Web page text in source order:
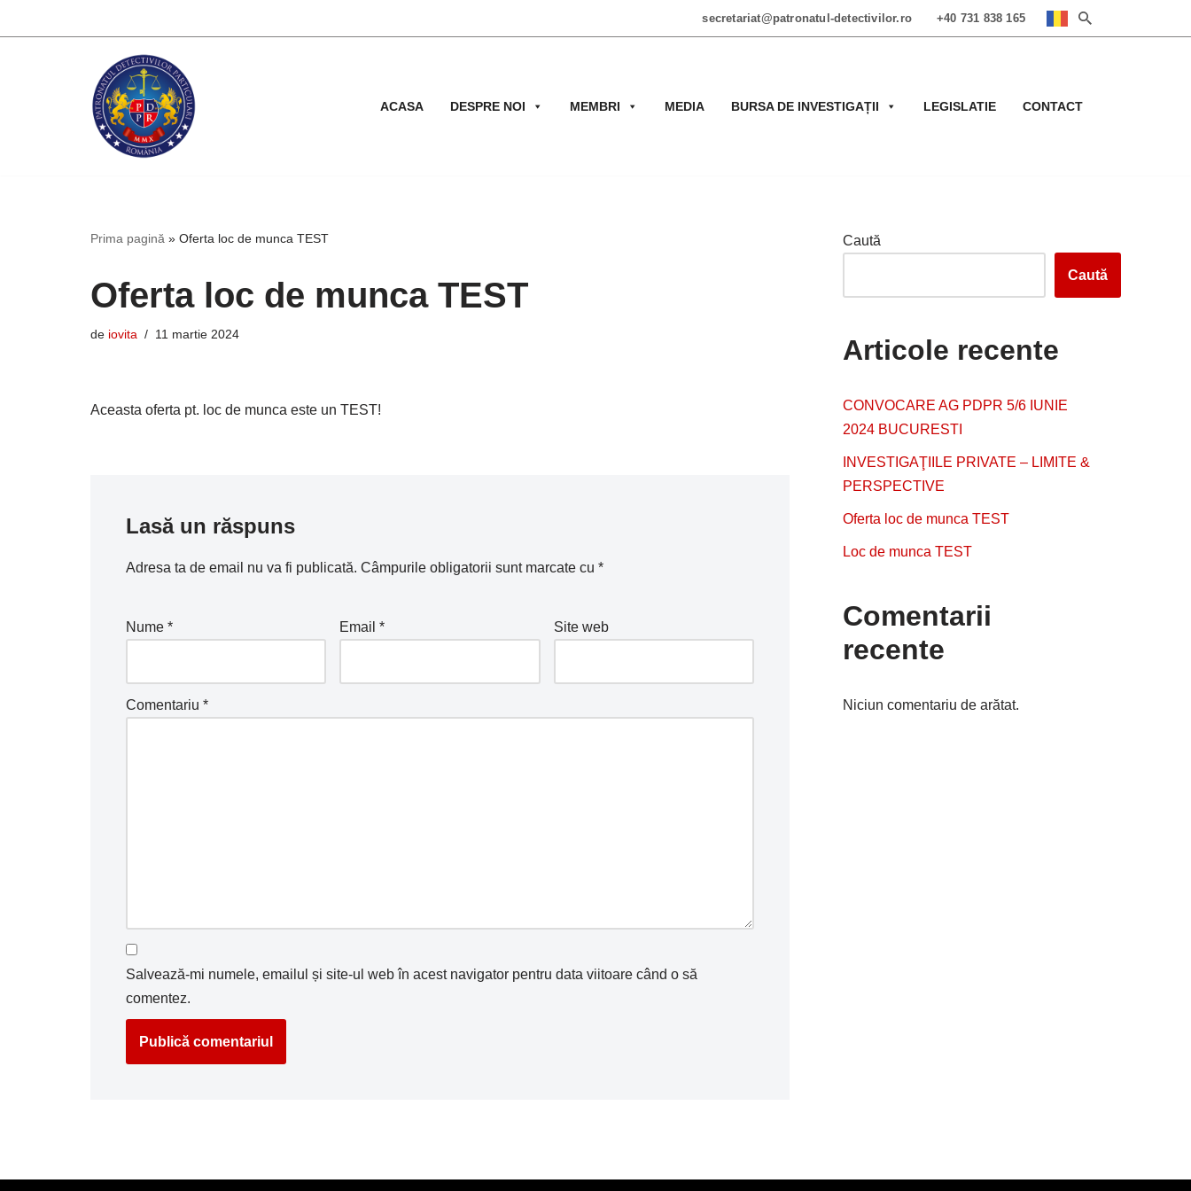
secretariat@patronatul-detectivilor.ro +40 731 838 165
ACASA DESPRE NOI MEMBRI MEDIA BURSA DE INVESTIGAȚII LEGISLATIE CONTACT
Prima pagină » Oferta loc de munca TEST
Oferta loc de munca TEST
de iovita 11 martie 2024
Aceasta oferta pt. loc de munca este un TEST!
Lasă un răspuns
Adresa ta de email nu va fi publicată. Câmpurile obligatorii sunt marcate cu *
Nume * Email* Site web
Comentariu *
Salvează-mi numele, emailul și site-ul web în acest navigator pentru data viitoare când o să
comentez.
Caută
Caută
Articole recente
CONVOCARE AG PDPR 5/6 IUNIE
2024 BUCURESTI
INVESTIGAŢIILE PRIVATE – LIMITE &
PERSPECTIVE
Oferta loc de munca TEST
Loc de munca TEST
Comentarii
recente
Niciun comentariu de arătat.